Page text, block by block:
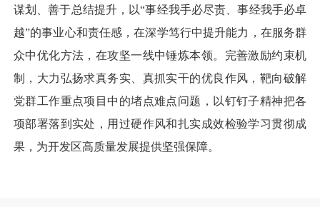
谋划、善于总结提升，以“事经我手必尽责、事经我手必卓
越”的事业心和责任感，在深学笃行中提升能力，在服务群
众中优化方法，在攻坚一线中锤炼本领。完善激励约束机
制，大力弘扬求真务实、真抓实干的优良作风，靶向破解
党群工作重点项目中的堵点难点问题，以钉钉子精神把各
项部署落到实处，用过硬作风和扎实成效检验学习贯彻成
果，为开发区高质量发展提供坚强保障。